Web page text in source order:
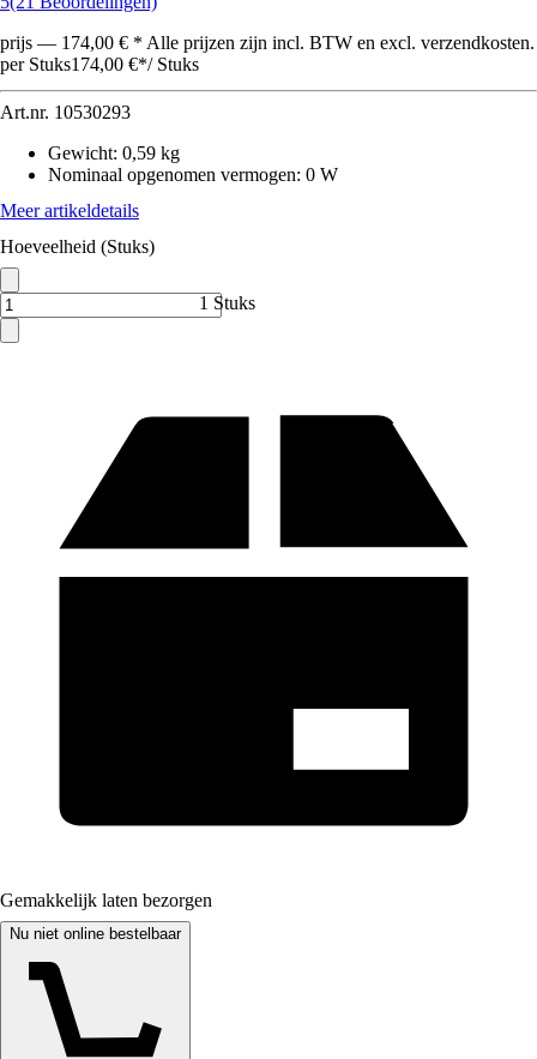
prijs — 174,00 € * Alle prijzen zijn incl. BTW en excl. verzendkosten.
per Stuks174,00 €*/ Stuks
Art.nr. 10530293
Gewicht: 0,59 kg
Nominaal opgenomen vermogen: 0 W
Meer artikeldetails
Hoeveelheid (Stuks)
1 Stuks
Gemakkelijk laten bezorgen
Nu niet online bestelbaar